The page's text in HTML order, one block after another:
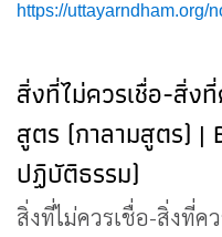
https://uttayarndham.org/
สิ่งที่ไม่ควรเชื่อ-สิ่ง
สูตร (กาลามสูตร) |
ปฏิบัติธรรม)
สิ่งที่ไม่ควรเชื่อ-สิ่งที่ค